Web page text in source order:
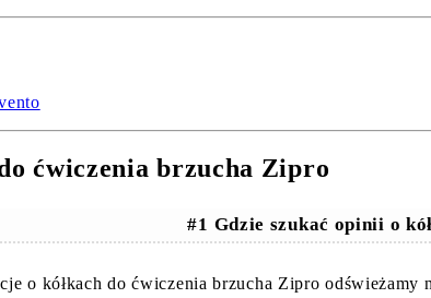
ćwiczenia brzucha Zipro
#1 Gdzie szukać opinii o
o kółkach do ćwiczenia brzucha Zipro